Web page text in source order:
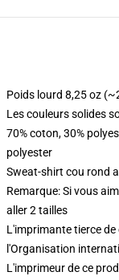
Poids lourd 8,25 oz
Les couleurs solides
70% coton, 30%
polyester
Sweat-shirt cou rond
Remarque: Si vous
aller 2 tailles
L'imprimante tierce
l'Organisation
L'imprimeur de ce